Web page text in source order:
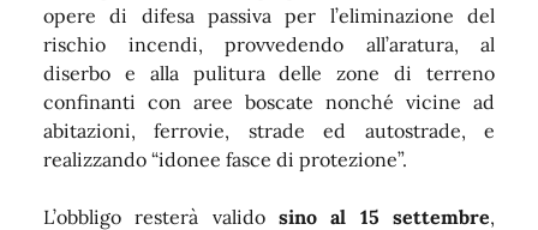
opere di difesa passiva per l’eliminazione del
rischio incendi, provvedendo all’aratura, al
diserbo e alla pulitura delle zone di terreno
confinanti con aree boscate nonché vicine ad
abitazioni, ferrovie, strade ed autostrade, e
realizzando “idonee fasce di protezione”.
L’obbligo resterà valido sino al 15 settembre,